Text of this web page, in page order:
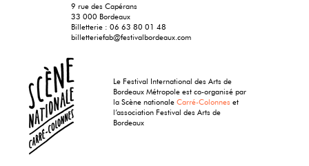
9 rue des Capérans
33 000 Bordeaux
Billetterie : 06 63 80 01 48
billetteriefab@festivalbordeaux.com
Le Festival International des Arts de
Bordeaux Métropole est co-organisé par
la Scène nationaleCarré-Colonnes et
l’association Festival des Arts de
Bordeaux